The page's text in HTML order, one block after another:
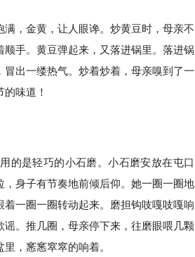
，金黄，让人眼谗。炒黄豆时，母亲不
手。黄豆弹起来，又落进锅里。落进锅
出一缕热气。炒着炒着，母亲嗅到了一
味道！
的是轻巧的小石磨。小石磨安放在屯口
，身子有节奏地前倾后仰。她一圈一圈地
一圈一圈转动起来。磨担钩吱嘎吱嘎响
。推几圈，母亲停下来，往磨眼喂几颗
，窸窸窣窣的响着。